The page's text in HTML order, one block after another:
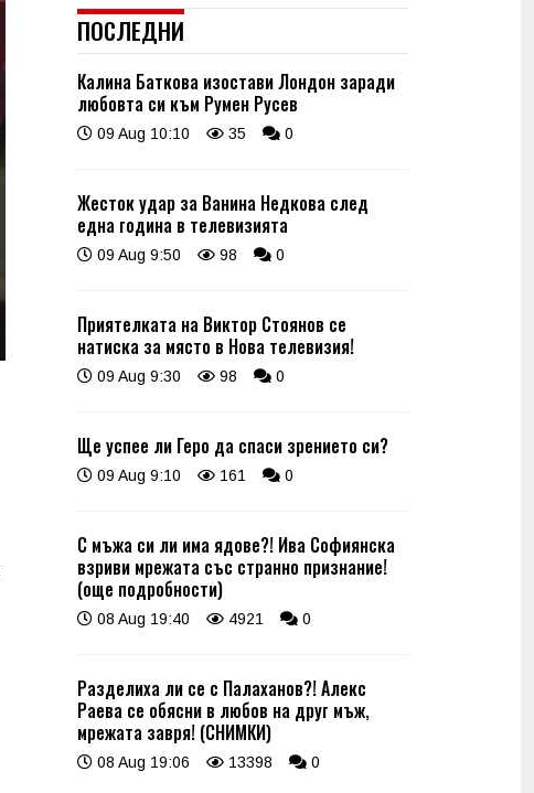
ПОСЛЕДНИ
Калина Баткова изостави Лондон заради
любовта си към Румен Русев
09 Aug 10:10 35 0
Жесток удар за Ванина Недкова след
една година в телевизията
09 Aug 9:50 98 0
Приятелката на Виктор Стоянов се
натиска за място в Нова телевизия!
09 Aug 9:30 98 0
Ще успее ли Геро да спаси зрението си?
09 Aug 9:10 161 0
С мъжа си ли има ядове?! Ива Софиянска
взриви мрежата със странно признание!
(още подробности)
08 Aug 19:40 4921 0
Разделиха ли се с Палаханов?! Алекс
Раева се обясни в любов на друг мъж,
мрежата завря! (СНИМКИ)
08 Aug 19:06 13398 0